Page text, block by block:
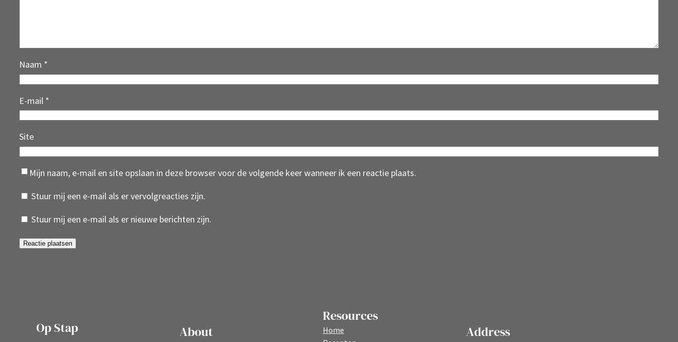
Naam *
E-mail *
Site
Mijn naam, e-mail en site opslaan in deze browser voor de volgende keer wanneer ik een reactie plaats.
Stuur mij een e-mail als er vervolgreacties zijn.
Stuur mij een e-mail als er nieuwe berichten zijn.
Op Stap About
Resources
Home
Address